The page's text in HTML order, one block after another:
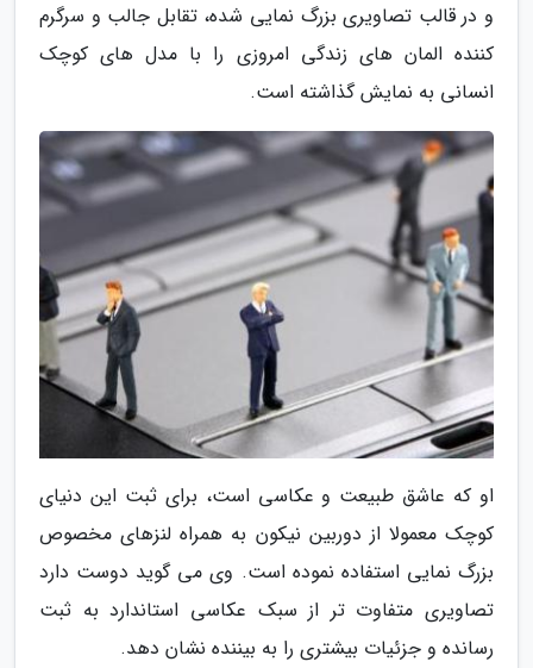
و در قالب تصاویری بزرگ نمایی شده، تقابل جالب و سرگرم
کننده المان های زندگی امروزی را با مدل های کوچک
انسانی به نمایش گذاشته است.
او که عاشق طبیعت و عکاسی است، برای ثبت این دنیای
کوچک معمولا از دوربین نیکون به همراه لنزهای مخصوص
بزرگ نمایی استفاده نموده است. وی می گوید دوست دارد
تصاویری متفاوت تر از سبک عکاسی استاندارد به ثبت
رسانده و جزئیات بیشتری را به بیننده نشان دهد.